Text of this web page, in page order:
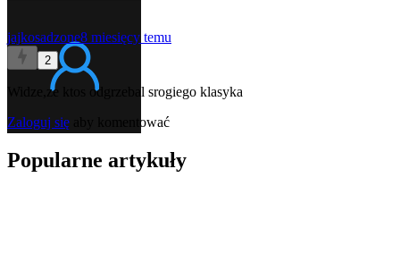
jajkosadzone8 miesięcy temu
2
Widze,ze ktos odgrzebal srogiego klasyka
Zaloguj się aby komentować
Popularne artykuły